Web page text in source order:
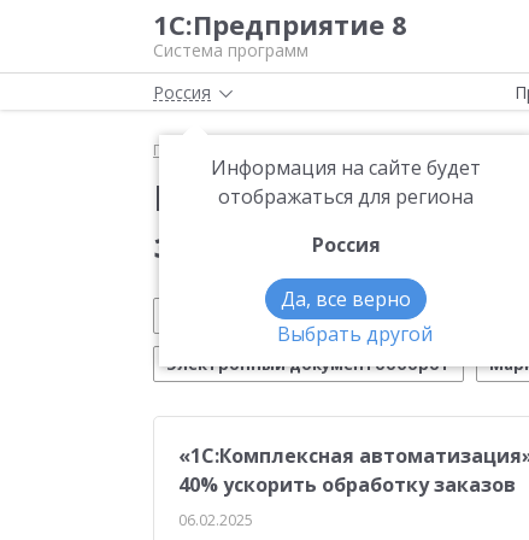
1С:Предприятие 8
Система программ
Россия
Информация на сайте будет
отображаться для региона
Россия
Да, все верно
Выбрать другой
Главная
Новости
закупками»
Обновление 1С Малому бизнесу
Электронный документооборот
Вебинар 1С Управление производством
Платформа 1С:Предприятие 8 ЕГАИС
«1С:Комплексная
40% ускорить обработку заказов
06.02.2025